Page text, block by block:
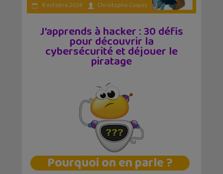
8 octobre 2024 Christophe Coquis
J’apprends à hacker : 30 défis
pour découvrir la
cybersécurité et déjouer le
piratage
Pourquoi on en parle ?